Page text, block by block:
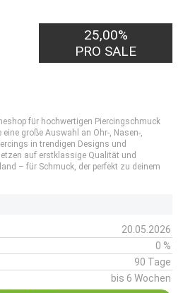
25,00%
PRO SALE
für hochwertigen Piercingschmuck
große Auswahl an Ohr-, Nasen-,
in trendigen Designs und
auf erstklassige Qualität und
– für Schmuck, der perfekt zu deinem
20.05.2026
0 %
90 Tage
bis 6 Wochen